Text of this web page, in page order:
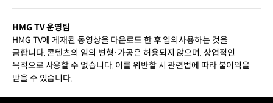
HMG TV 운영팀
HMG TV에 게재된 동영상을 다운로드 한 후 임의사용하는 것을
금합니다. 콘텐츠의 임의 변형·가공은 허용되지 않으며, 상업적인
목적으로 사용할 수 없습니다. 이를 위반할 시 관련법에 따라 불이익을
받을 수 있습니다.